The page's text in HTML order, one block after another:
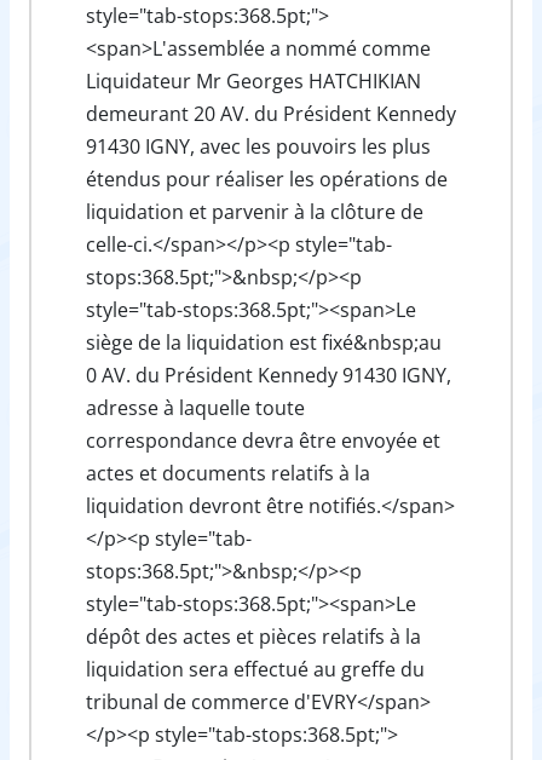
style="tab-stops:368.5pt;">
<span>L'assemblée a nommé comme
Liquidateur Mr Georges HATCHIKIAN
demeurant 20 AV. du Président Kennedy
91430 IGNY, avec les pouvoirs les plus
étendus pour réaliser les opérations de
liquidation et parvenir à la clôture de
celle-ci.</span></p><p style="tab-
stops:368.5pt;">&nbsp;</p><p
style="tab-stops:368.5pt;"><span>Le
siège de la liquidation est fixé&nbsp;au
0 AV. du Président Kennedy 91430 IGNY,
adresse à laquelle toute
correspondance devra être envoyée et
actes et documents relatifs à la
liquidation devront être notifiés.</span>
</p><p style="tab-
stops:368.5pt;">&nbsp;</p><p
style="tab-stops:368.5pt;"><span>Le
dépôt des actes et pièces relatifs à la
liquidation sera effectué au greffe du
tribunal de commerce d'EVRY</span>
</p><p style="tab-stops:368.5pt;">